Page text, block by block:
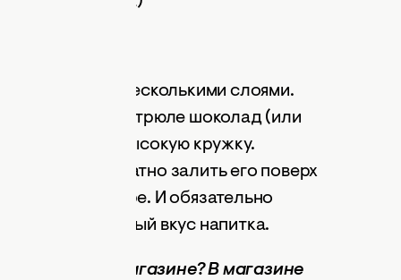
получится с несколькими слоями.
в кастрюле шоколад (или
его в высокую кружку.
затем аккуратно залить его поверх
слой кофе. И обязательно
правильный вкус напитка.
в интернет-магазине? В магазине